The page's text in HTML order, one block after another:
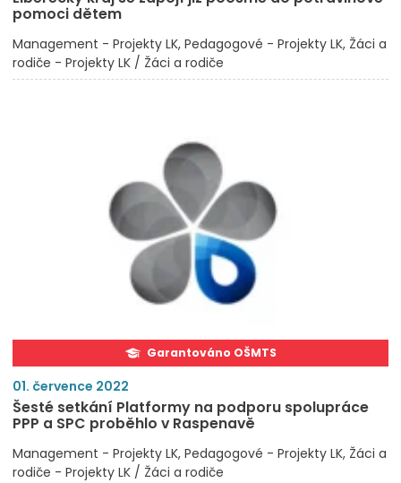
pomoci dětem
Management - Projekty LK Pedagogové - Projekty LK Žáci a
rodiče - Projekty LK / Žáci a rodiče
Garantováno OŠMTS
01. července 2022
Šesté setkání Platformy na podporu spolupráce
PPP a SPC proběhlo v Raspenavě
Management - Projekty LK Pedagogové - Projekty LK Žáci a
rodiče - Projekty LK / Žáci a rodiče